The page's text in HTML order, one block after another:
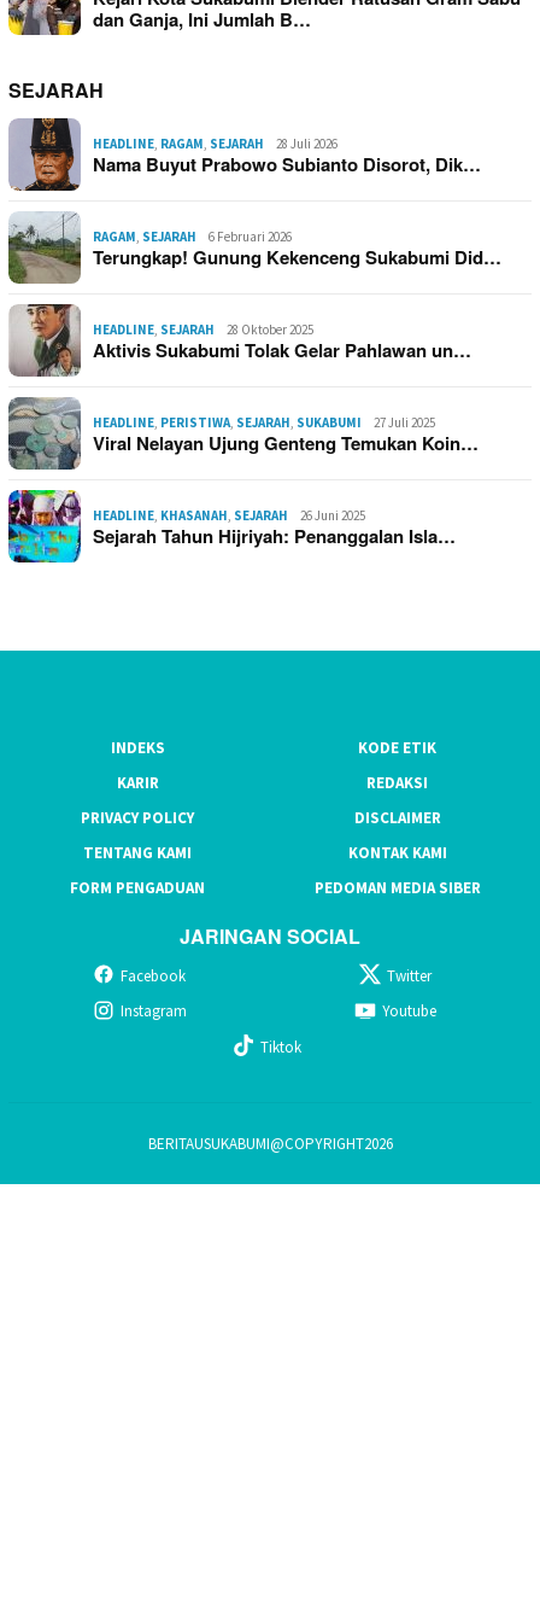
dan Ganja, Ini Jumlah B…
SEJARAH
HEADLINE, RAGAM, SEJARAH 28 Juli 2026
Nama Buyut Prabowo Subianto Disorot, Dik…
RAGAM, SEJARAH 6 Februari 2026
Terungkap! Gunung Kekenceng Sukabumi Did…
HEADLINE, SEJARAH 28 Oktober 2025
Aktivis Sukabumi Tolak Gelar Pahlawan un…
HEADLINE, PERISTIWA, SEJARAH, SUKABUMI 27 Juli 2025
Viral Nelayan Ujung Genteng Temukan Koin…
HEADLINE, KHASANAH, SEJARAH 26 Juni 2025
Sejarah Tahun Hijriyah: Penanggalan Isla…
INDEKS
KODE ETIK
KARIR
REDAKSI
PRIVACY POLICY
DISCLAIMER
TENTANG KAMI
KONTAK KAMI
FORM PENGADUAN
PEDOMAN MEDIA SIBER
JARINGAN SOCIAL
Facebook
Twitter
Instagram
Youtube
Tiktok
BERITAUSUKABUMI@COPYRIGHT2026